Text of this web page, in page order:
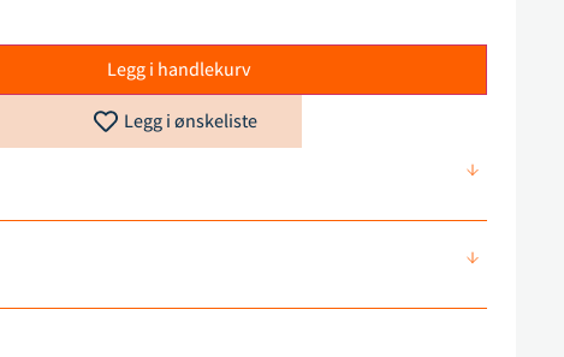
Legg i handlekurv
Legg i ønskeliste